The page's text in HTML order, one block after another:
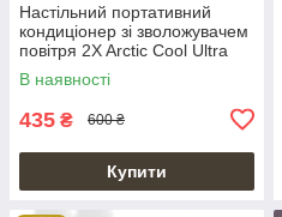
Настільний портативний
кондиціонер зі зволожувачем
повітря 2X Arctic Cool Ultra
Pro
В наявності
435 ₴ 600 ₴
Купити